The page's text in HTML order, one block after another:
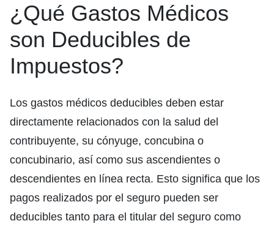
¿Qué Gastos Médicos
son Deducibles de
Impuestos?
Los gastos médicos deducibles deben estar
directamente relacionados con la salud del
contribuyente, su cónyuge, concubina o
concubinario, así como sus ascendientes o
descendientes en línea recta. Esto significa que los
pagos realizados por el seguro pueden ser
deducibles tanto para el titular del seguro como